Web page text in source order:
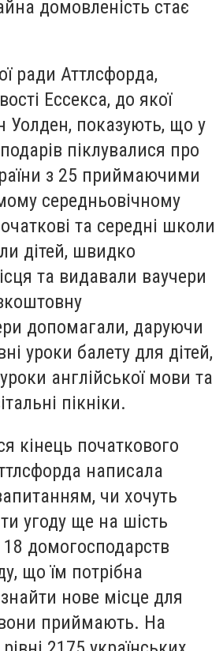
домовленість стає
ради Аттлсфорда,
Ессекса, до якої
Уолден, показують, що у
піклувалися про
з 25 приймаючими
середньовічному
та середні школи
дітей, швидко
та видавали ваучери
допомагали, даруючи
уроки балету для дітей,
англійської мови та
пікніки.
кінець початкового
написала
чи хочуть
угоду ще на шість
18 домогосподарств
що їм потрібна
нове місце для
приймають. На